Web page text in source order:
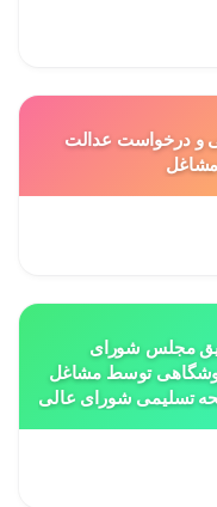
و درخواست عدالت
مشاغل
مجلس شورای
توسط مشاغل
از ابتدای سال 1398 و لایحه تسلیمی شورای عالی